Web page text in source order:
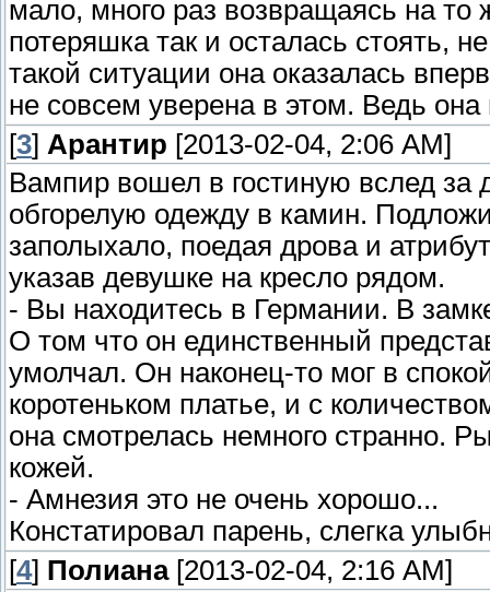
мало, много раз возвращаясь на
потеряшка так и осталась стоять,
такой ситуации она оказалась
не совсем уверена в этом. Ведь
[3] Арантир [2013-02-04, 2:06 AM]
Вампир вошел в гостиную вслед
обгорелую одежду в камин.
заполыхало, поедая дрова и
указав девушке на кресло рядом.
- Вы находитесь в Германии. В
О том что он единственный
умолчал. Он наконец-то мог в
коротеньком платье, и с
она смотрелась немного странно.
кожей.
- Амнезия это не очень хорошо...
Констатировал парень, слегка
[4] Полиана[2013-02-04, 2:16 AM]